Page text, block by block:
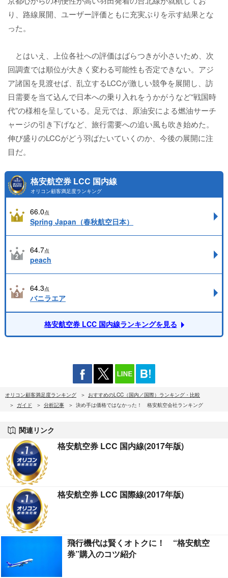
り、路線展開、ユーザー評価ともに充実ぶりを示す結果とな
った。
とはいえ、上位各社への評価はばらつきが小さいため、次
回調査では順位が大きく変わる可能性も否定できない。アジ
ア諸国を見渡せば、乱立するLCCが激しい競争を展開し、訪
日需要を当て込んで日本への乗り入れをうかがうなど“戦国時
代”の様相を呈している。足元では、原油安による燃油サーチ
ャージの引き下げなど、旅行需要への追い風も吹き始めた。
伸び盛りのLCCがどう羽ばたいていくのか、今後の展開に注
目だ。
格安航空券 LCC 国内線
オリコン顧客満足度ランキング
66.0点
Spring Japan（春秋航空日本）
64.7点
peach
64.3点
バニラエア
格安航空券 LCC 国内線ランキングを見る
オリコン顧客満足度ランキング
おすすめのLCC（国内／国際）ランキング・比較
ガイド
分析記事 決め手は価格ではなかった！ 格安航空会社ランキング
関連リンク
格安航空券 LCC 国内線(2017年版)
格安航空券 LCC 国際線(2017年版)
飛行機代は賢くオトクに！ “格安航空
券”購入のコツ紹介